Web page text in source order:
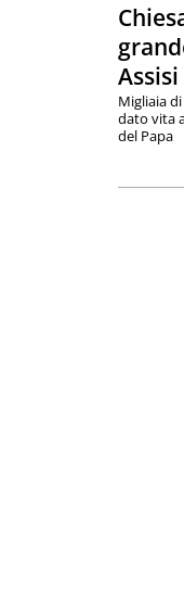
Assisi
Migliaia
dato vita
del Papa